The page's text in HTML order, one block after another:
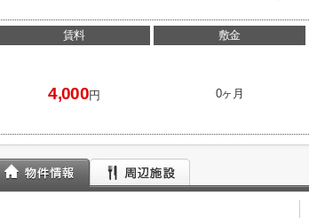
賃料
4,000円
敷金
0ヶ月